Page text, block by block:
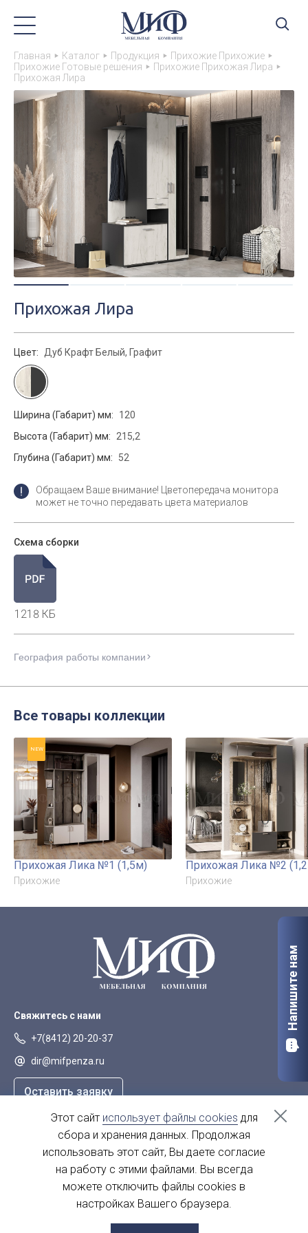
Главная Каталог Продукция
Прихожие Прихожие
Прихожие Готовые решения
Прихожие Прихожая Лира
Прихожая Лира
Прихожая Лира
Цвет: Дуб Крафт Белый, Графит
Ширина (Габарит) мм:
120
Высота (Габарит) мм:
215,2
Глубина (Габарит) мм:
52
Обращаем Ваше внимание! Цветопередача монитора
может не точно передавать цвета материалов
Схема сборки
1218 КБ
География работы компании
Все товары коллекции
NEW
Прихожая Лика №1 (1,5м)
Прихожие
Прихожая Лика №2
Прихожие
Свяжитесь с нами
+7(8412) 20-20-37
dir@mifpenza.ru
Оставить заявку
г. Пенза, ул. Аустрина, 139а
пн-пт - с 9.00-18.00
сб, вс - выходной
Напишите нам
Этот сайт использует файлы cookies для
сбора и хранения данных. Продолжая
использовать этот сайт, Вы даете согласие
на работу с этими файлами. Вы всегда
можете отключить файлы cookies в
настройках Вашего браузера.